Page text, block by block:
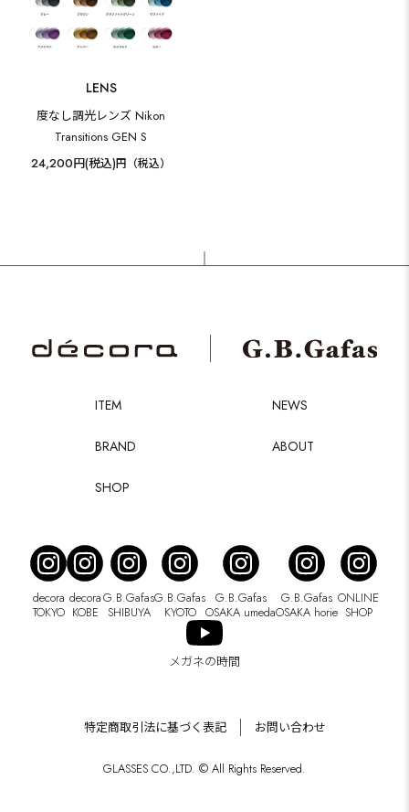
LENS
度なし調光レンズ Nikon
Transitions GEN S
24,200円(税込)円（税込）
ITEM
BRAND
SHOP
NEWS
ABOUT
decora
TOKYO
decora
KOBE
G.B.Gafas
SHIBUYA
G.B.Gafas
KYOTO
G.B.Gafas
OSAKA umeda
G.B.Gafas
OSAKA horie
ONLINE
SHOP
メガネの時間
特定商取引法に基づく表記 お問い合わせ
GLASSES CO.,LTD. © All Rights Reserved.